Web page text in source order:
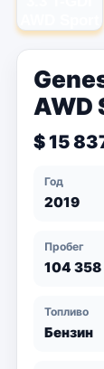
AWD
$ 15
Год
2019
Пробег
104 358
Топливо
Бензин